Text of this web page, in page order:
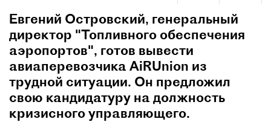
Евгений Островский, генеральный
директор "Топливного обеспечения
аэропортов", готов вывести
авиаперевозчика AiRUnion из
трудной ситуации. Он предложил
свою кандидатуру на должность
кризисного управляющего.